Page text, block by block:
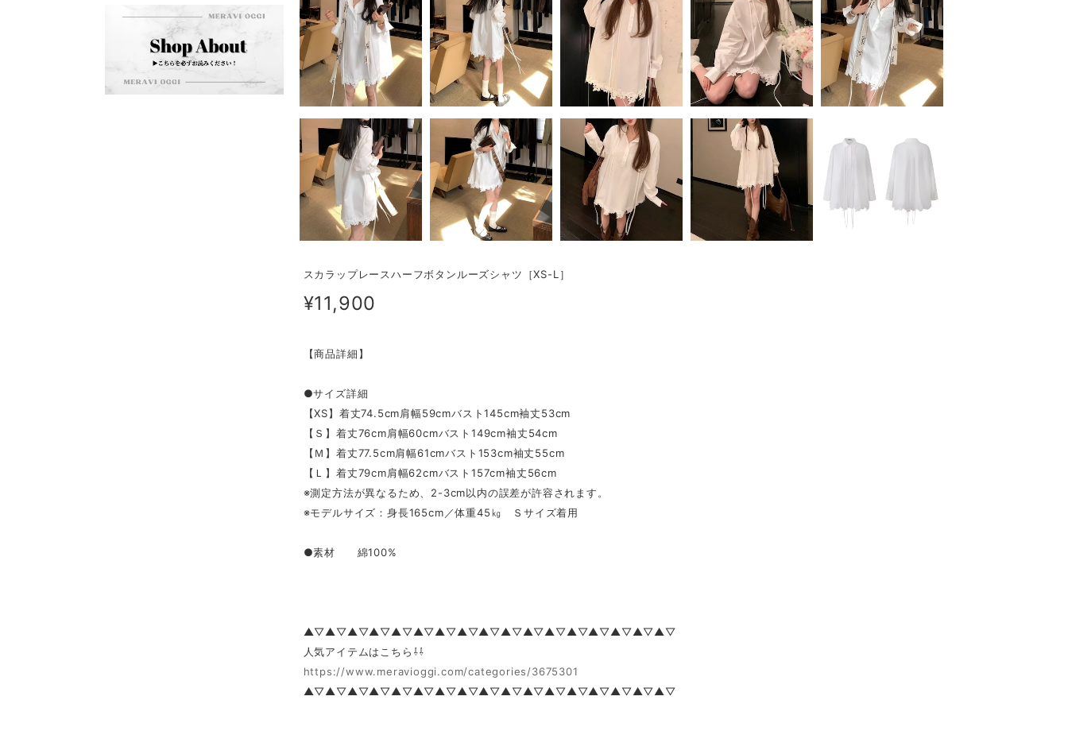
スカラップレースハーフボタンルーズシャツ［XS-L］
¥11,900
【商品詳細】
●サイズ詳細
【XS】着丈74.5cm肩幅59cmバスト145cm袖丈53cm
【Ｓ】着丈76cm肩幅60cmバスト149cm袖丈54cm
【Ｍ】着丈77.5cm肩幅61cmバスト153cm袖丈55cm
【Ｌ】着丈79cm肩幅62cmバスト157cm袖丈56cm
※測定方法が異なるため、2-3cm以内の誤差が許容されます。
※モデルサイズ：身長165cm／体重45㎏ Ｓサイズ着用
●素材 綿100%
▲▽▲▽▲▽▲▽▲▽▲▽▲▽▲▽▲▽▲▽▲▽▲▽▲▽▲▽▲▽▲▽▲▽
人気アイテムはこちら⇩⇩
https://www.meravioggi.com/categories/3675301
▲▽▲▽▲▽▲▽▲▽▲▽▲▽▲▽▲▽▲▽▲▽▲▽▲▽▲▽▲▽▲▽▲▽